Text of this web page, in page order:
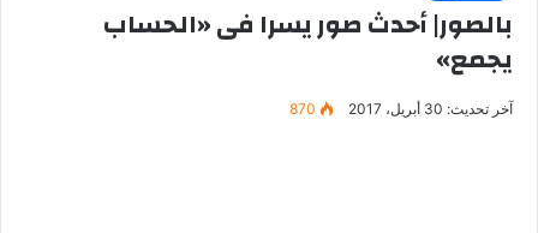
بالصور| أحدث صور يسرا فى «الحساب
يجمع»
آخر تحديث: 30 أبريل، 2017 870